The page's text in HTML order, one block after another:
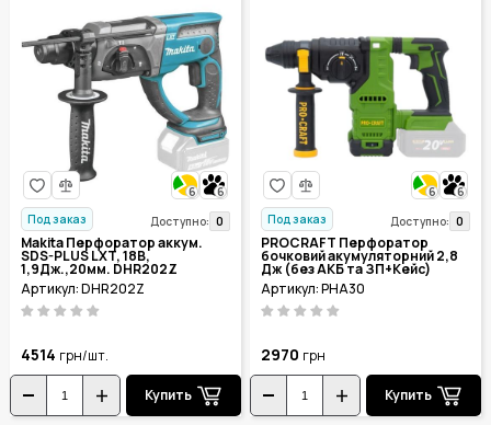
6
6
Под заказ
Доступно: 0
Makita Перфоратор аккум.
SDS-PLUS LXT, 18В,
1,9Дж.,20мм. DHR202Z
Артикул: DHR202Z
4514 грн/шт.
Купить
6
6
Под заказ
Доступно: 0
PROCRAFT Перфоратор
бочковий акумуляторний 2,8
Дж (без АКБ та ЗП+Кейс)
PHA30
Артикул: PHA30
2970 грн
Купить